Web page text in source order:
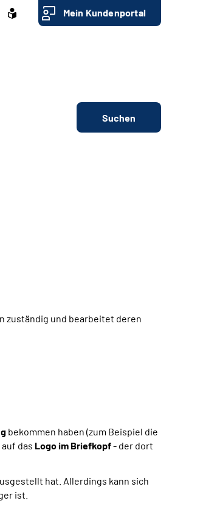
Mein Kundenportal
Suchen
zuständig und bearbeitet deren
bekommen haben (zum Beispiel die
das Logo im Briefkopf- der dort
hat. Allerdings kann sich
ist.